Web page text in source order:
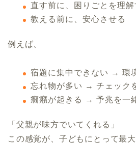
直す前に、困りごとを理解
教える前に、安心させる
例えば、
宿題に集中できない → 環
忘れ物が多い → チェック
癇癪が起きる → 予兆を一
「父親が味方でいてくれる」
この感覚が、子どもにとって最